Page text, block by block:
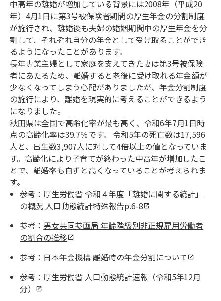
中高年の離婚が増加している背景には2008年（平成20
年）4月1日に第3号被保険者期間の厚生年金の分割制度
が施行され、離婚後も夫婦の婚姻期間中の厚生年金を分
割して、それぞれ自分の年金として受け取ることができ
るようになったことがあります。
長年専業主婦として家庭を支えてきた妻は第3号被保険
者にあたるため、離婚すると老後に受け取れる年金額が
少なくなってしまう心配がありましたが、年金分割制度
の施行により、離婚を現実的に考えることができるよう
になりました。
秋田県は全国で高齢化率が最も高く、令和6年7月1日時
点の高齢化率は39.7％です。 令和5年の死亡数は17,596
人と、出生数3,907人に対して4倍以上の値となっていま
す。高齢化により子育てが終わった中高年が増加したこ
とで、離婚率も自ずと高くなっていることが考えられま
す。
参考： 厚生労働省 令和４年度「離婚に関する統計」
の概況 人口動態統計特殊報告p.6-8
参考： 男女共同参画局 年齢階級別非正規雇用労働者
の割合の推移
参考： 日本年金機構 離婚時の年金分割について
参考： 厚生労働省 人口動態統計速報（令和5年12月
分）